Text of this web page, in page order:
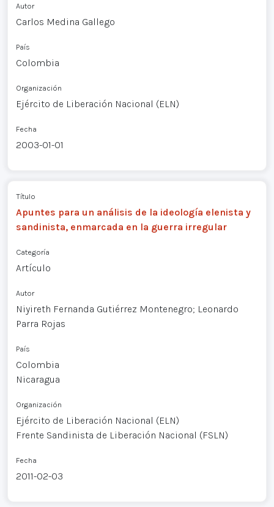
Autor
Carlos Medina Gallego
País
Colombia
Organización
Ejército de Liberación Nacional (ELN)
Fecha
2003-01-01
Título
Apuntes para un análisis de la ideología elenista y
sandinista, enmarcada en la guerra irregular
Categoría
Artículo
Autor
Niyireth Fernanda Gutiérrez Montenegro; Leonardo
Parra Rojas
País
Colombia
Nicaragua
Organización
Ejército de Liberación Nacional (ELN)
Frente Sandinista de Liberación Nacional (FSLN)
Fecha
2011-02-03